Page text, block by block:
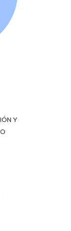
Y